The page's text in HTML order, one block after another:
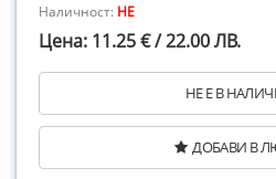
Наличност: НЕ
Цена: 11.25 € / 22.00 ЛВ.
НЕ Е В
ДОБАВИ В